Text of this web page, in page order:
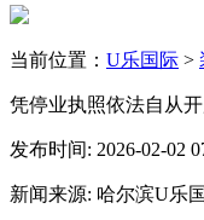
当前位置： U乐国际 >
凭停业执照依法自从
发布时间: 2026-02-02
新闻来源: 哈尔滨U乐